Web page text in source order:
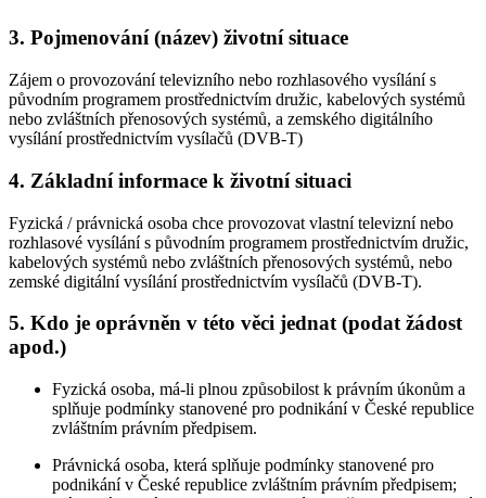
3. Pojmenování (název) životní situace
Zájem o provozování televizního nebo rozhlasového vysílání s
původním programem prostřednictvím družic, kabelových systémů
nebo zvláštních přenosových systémů, a zemského digitálního
vysílání prostřednictvím vysílačů (DVB-T)
4. Základní informace k životní situaci
Fyzická / právnická osoba chce provozovat vlastní televizní nebo
rozhlasové vysílání s původním programem prostřednictvím družic,
kabelových systémů nebo zvláštních přenosových systémů, nebo
zemské digitální vysílání prostřednictvím vysílačů (DVB-T).
5. Kdo je oprávněn v této věci jednat (podat žádost
apod.)
Fyzická osoba, má-li plnou způsobilost k právním úkonům a
splňuje podmínky stanovené pro podnikání v České republice
zvláštním právním předpisem.
Právnická osoba, která splňuje podmínky stanovené pro
podnikání v České republice zvláštním právním předpisem;